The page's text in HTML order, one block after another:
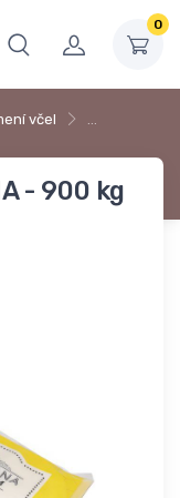
0
včel …
- 900 kg